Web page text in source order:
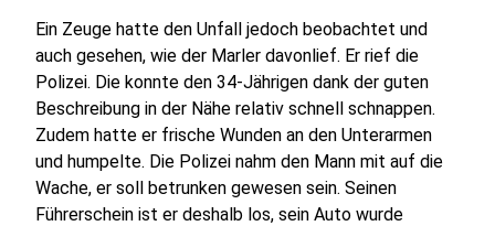
Ein Zeuge hatte den Unfall jedoch beobachtet und
auch gesehen, wie der Marler davonlief. Er rief die
Polizei. Die konnte den 34-Jährigen dank der guten
Beschreibung in der Nähe relativ schnell schnappen.
Zudem hatte er frische Wunden an den Unterarmen
und humpelte. Die Polizei nahm den Mann mit auf die
Wache, er soll betrunken gewesen sein. Seinen
Führerschein ist er deshalb los, sein Auto wurde